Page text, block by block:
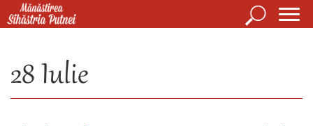
Mergi la conţinutul principal
Căutare
28 Iulie